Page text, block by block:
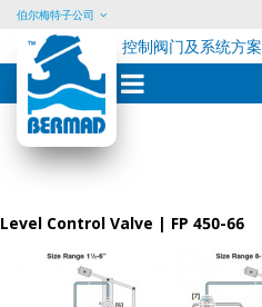
Skip
content
伯尔梅特子公司
控制阀门及系统方案
Level Control Valve | FP 450-66